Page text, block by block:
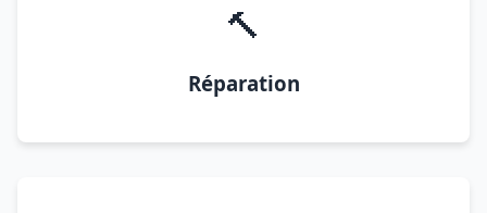
🔨
Réparation